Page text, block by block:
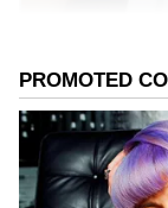
தமிழ்
ரசிகர்
காலத்தில்